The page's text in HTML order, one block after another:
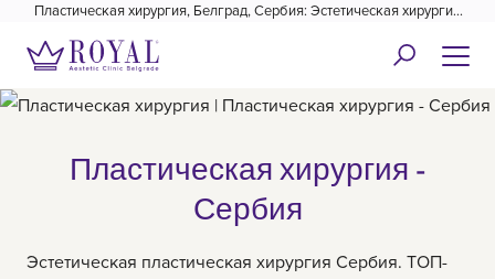
Пластическая хирургия, Белград, Сербия: Эстетическая хирургия
Пластическая хирургия -
Сербия
Эстетическая пластическая хирургия Сербия. ТОП-